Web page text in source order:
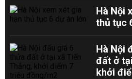
Hà Nội
thủ tục
Hà Nội
đất ở
khởi